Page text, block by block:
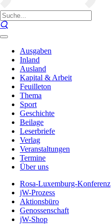
Ausgaben
Inland
Ausland
Kapital & Arbeit
Feuilleton
Thema
Sport
Geschichte
Beilage
Leserbriefe
Verlag
Veranstaltungen
Termine
Über uns
Rosa-Luxemburg-Konferenz
jW-Prozess
Aktionsbüro
Genossenschaft
jW-Shop